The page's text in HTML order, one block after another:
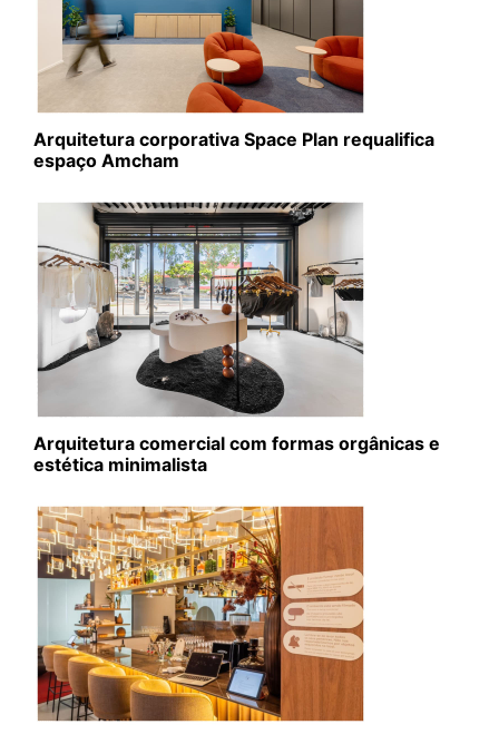
Arquitetura corporativa Space Plan requalifica
espaço Amcham
Arquitetura comercial com formas orgânicas e
estética minimalista